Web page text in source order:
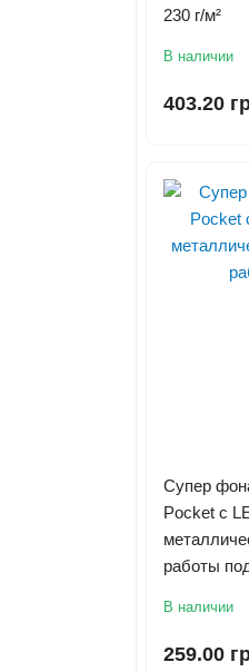
230 г/м²
В наличии
403.20
Супер
Pocket с
работы
В наличии
259.00